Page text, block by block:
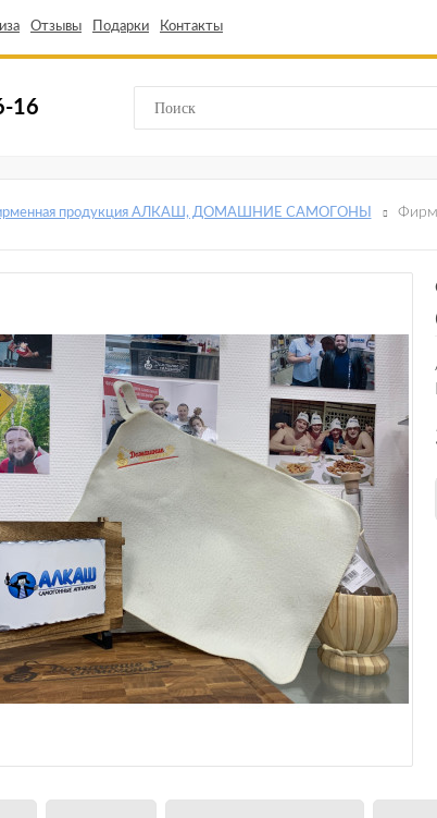
Отзывы Подарки Контакты
16
продукция АЛКАШ, ДОМАШНИЕ САМОГОНЫ